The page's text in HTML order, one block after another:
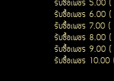
รับซื้อเพชร 5.00
รับซื้อเพชร 6.00
รับซื้อเพชร 7.00 (
รับซื้อเพชร 8.00
รับซื้อเพชร 9.00 (
รับซื้อเพชร